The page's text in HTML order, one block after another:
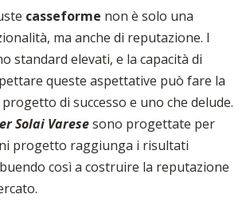
casseforme non è solo una
ma anche di reputazione. I
standard elevati, e la capacità di
queste aspettative può fare la
di successo e uno che delude.
Solai Varesesono progettate per
progetto raggiunga i risultati
così a costruire la reputazione